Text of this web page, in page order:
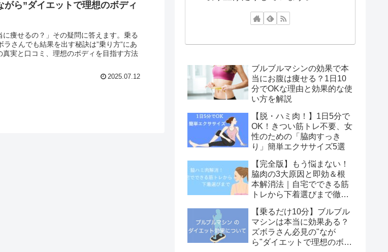
がら”ダイエットで理想のボディ
に痩せるの？」その疑問に答えます。乗る
さんでも結果を出す秘訣は”乗り方”にあ
真実と口コミ、理想のボディを目指す方法
2025.07.12
ブルブルマシンの効果で本
当にお腹は痩せる？1日10
分でOKな理由と効果的な使
い方を解説
【脱・ハミ肉！】1日5分で
OK！きつい筋トレ不要、女
性のための「脇肉すっき
り」簡単エクササイズ5選
【完全版】もう悩まない！
脇肉の3大原因と即効＆根
本解消法｜自宅でできる筋
トレから下着選びまで徹底
【乗るだけ10分】ブルブル
マシンは本当に効果ある？
ズボラさん必見の"なが
ら"ダイエットで理想のボデ